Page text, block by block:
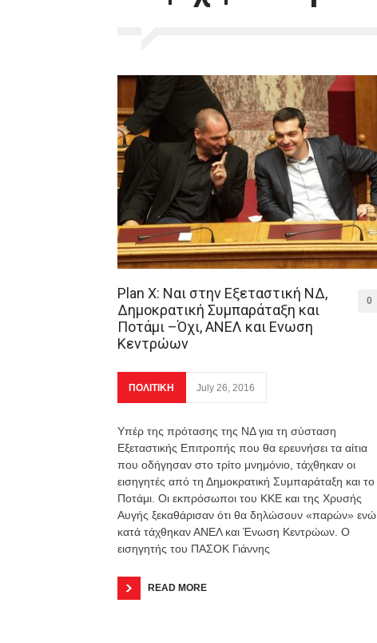
Plan X: Ναι στην Εξεταστική ΝΔ,
Δημοκρατική Συμπαράταξη και
Ποτάμι –Όχι, ΑΝΕΛ και Ενωση
Κεντρώων
0
ΠΟΛΙΤΙΚΗ July 26, 2016
Υπέρ της πρότασης της ΝΔ για τη σύσταση
Εξεταστικής Επιτροπής που θα ερευνήσει τα αίτια
που οδήγησαν στο τρίτο μνημόνιο, τάχθηκαν οι
εισηγητές από τη Δημοκρατική Συμπαράταξη και το
Ποτάμι. Οι εκπρόσωποι του ΚΚΕ και της Χρυσής
Αυγής ξεκαθάρισαν ότι θα δηλώσουν «παρών» ενώ
κατά τάχθηκαν ΑΝΕΛ και Ένωση Κεντρώων. Ο
εισηγητής του ΠΑΣΟΚ Γιάννης
READ MORE